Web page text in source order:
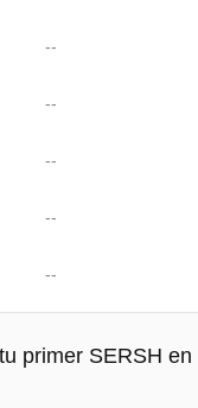
--
--
--
--
--
primer SERSH en